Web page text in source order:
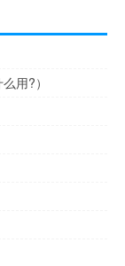
用?）